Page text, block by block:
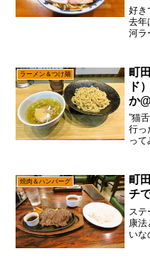
好き
去年
河ラ
ゆる
メン
ラーメン＆つけ麺
町
ド
か
”猫
行っ
っ
も魅
し、
焼肉＆ハンバーグ
町
チ
ス
康法
いな